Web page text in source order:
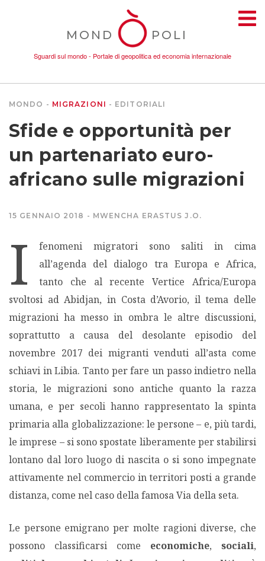
MOND POLI
Sguardi sul mondo - Portale di geopolitica ed economia internazionale
AMBIENTE
CONFLITTI
DONNE
ECONOMIA
MIGRAZIONI
POVERTÀ
SALUTE
EDITORIALI
PUNTI DI VISTA
SGUARDI E VOCI
MONDO IN CIFRE
NAVIGANDO IN RETE
MONDO MIGRAZIONI EDITORIALI
Sfide e opportunità per
un partenariato euro-
africano sulle migrazioni
15 GENNAIO 2018 MWENCHA ERASTUS J.O.
I
fenomeni migratori sono saliti in cima
all’agenda del dialogo tra Europa e Africa,
tanto che al recente Vertice Africa/Europa
svoltosi ad Abidjan, in Costa d’Avorio, il tema delle
migrazioni ha messo in ombra le altre discussioni,
soprattutto a causa del desolante episodio del
novembre 2017 dei migranti venduti all’asta come
schiavi in Libia. Tanto per fare un passo indietro nella
storia, le migrazioni sono antiche quanto la razza
umana, e per secoli hanno rappresentato la spinta
primaria alla globalizzazione: le persone – e, più tardi,
le imprese – si sono spostate liberamente per stabilirsi
lontano dal loro luogo di nascita o si sono impegnate
attivamente nel commercio in territori posti a grande
distanza, come nel caso della famosa Via della seta.
Le persone emigrano per molte ragioni diverse, che
possono classificarsi come economiche, sociali,